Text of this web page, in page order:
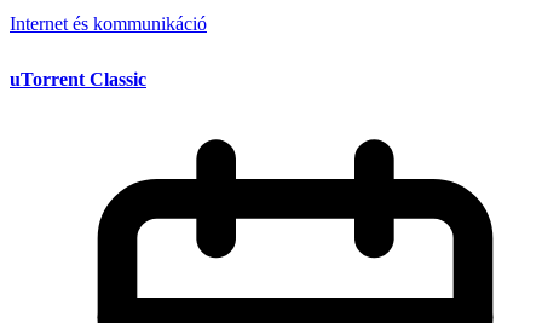
Internet és kommunikáció
uTorrent Classic